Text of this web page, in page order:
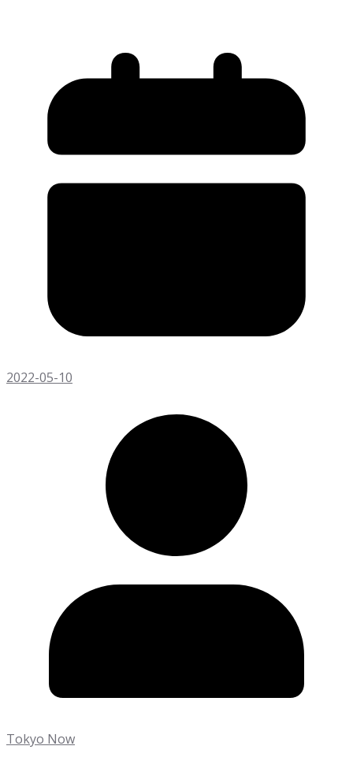
2022-05-10
Tokyo Now